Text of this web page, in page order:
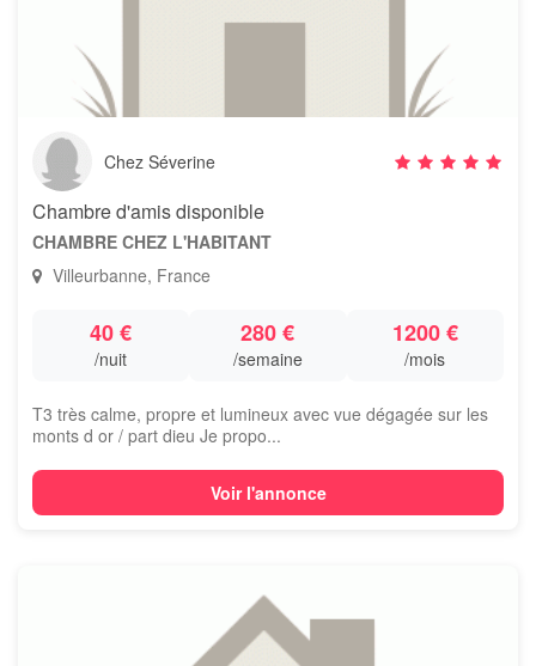
Chez Séverine
Chambre d'amis disponible
CHAMBRE CHEZ L'HABITANT
Villeurbanne, France
40 €
/nuit
280 €
/semaine
1200 €
/mois
T3 très calme, propre et lumineux avec vue dégagée sur les
monts d or / part dieu Je propo...
Voir l'annonce